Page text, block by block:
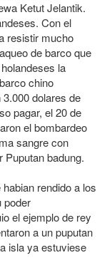
Ketut Jelantik.
Con el
resistir mucho
de barco que
la
chino
dolares de
pagar, el 20 de
el bombardeo
sangre con
Puputan badung.
rendido a los
poder
el ejemplo de rey
a un puputan
isla ya estuviese